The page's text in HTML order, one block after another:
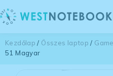
Kezdőlap / Összes laptop /
51 Magyar